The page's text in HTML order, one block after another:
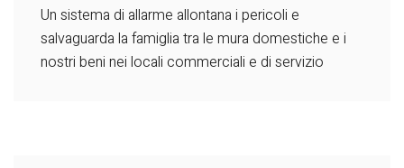
Un sistema di allarme allontana i pericoli e
salvaguarda la famiglia tra le mura domestiche e i
nostri beni nei locali commerciali e di servizio